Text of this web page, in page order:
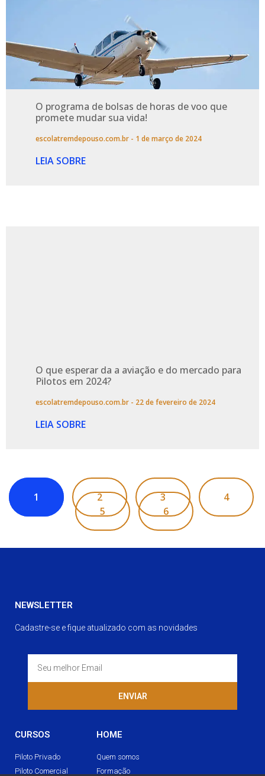
O programa de bolsas de horas de voo que
promete mudar sua vida!
escolatremdepouso.com.br 1 de março de 2024
LEIA SOBRE
O que esperar da a aviação e do mercado para
Pilotos em 2024?
escolatremdepouso.com.br 22 de fevereiro de 2024
LEIA SOBRE
1 2 3
4
5
6
NEWSLETTER
Cadastre-se e fique atualizado com as novidades
ENVIAR
CURSOS
Piloto Privado
Piloto Comercial
HOME
Quem somos
Formação